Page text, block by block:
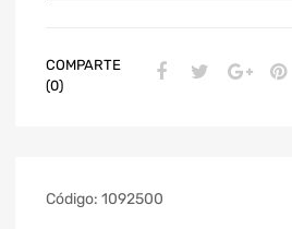
COMPARTE
(0)
Código: 1092500